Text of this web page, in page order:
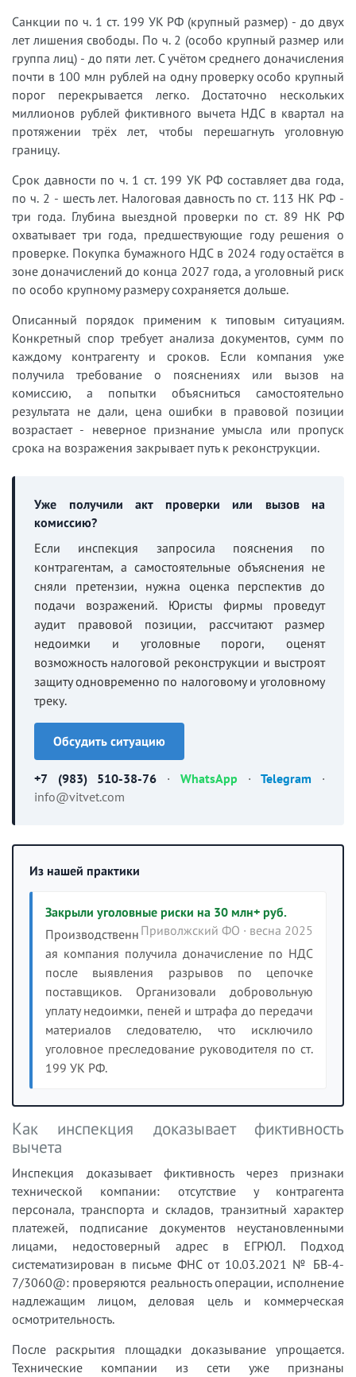
Санкции по ч. 1 ст. 199 УК РФ (крупный размер) - до двух
лет лишения свободы. По ч. 2 (особо крупный размер или
группа лиц) - до пяти лет. С учётом среднего доначисления
почти в 100 млн рублей на одну проверку особо крупный
порог перекрывается легко. Достаточно нескольких
миллионов рублей фиктивного вычета НДС в квартал на
протяжении трёх лет, чтобы перешагнуть уголовную
границу.
Срок давности по ч. 1 ст. 199 УК РФ составляет два года,
по ч. 2 - шесть лет. Налоговая давность по ст. 113 НК РФ -
три года. Глубина выездной проверки по ст. 89 НК РФ
охватывает три года, предшествующие году решения о
проверке. Покупка бумажного НДС в 2024 году остаётся в
зоне доначислений до конца 2027 года, а уголовный риск
по особо крупному размеру сохраняется дольше.
Описанный порядок применим к типовым ситуациям.
Конкретный спор требует анализа документов, сумм по
каждому контрагенту и сроков. Если компания уже
получила требование о пояснениях или вызов на
комиссию, а попытки объясниться самостоятельно
результата не дали, цена ошибки в правовой позиции
возрастает - неверное признание умысла или пропуск
срока на возражения закрывает путь к реконструкции.
Уже получили акт проверки или вызов на
комиссию?
Если инспекция запросила пояснения по
контрагентам, а самостоятельные объяснения не
сняли претензии, нужна оценка перспектив до
подачи возражений. Юристы фирмы проведут
аудит правовой позиции, рассчитают размер
недоимки и уголовные пороги, оценят
возможность налоговой реконструкции и выстроят
защиту одновременно по налоговому и уголовному
треку.
Обсудить ситуацию
+7 (983) 510-38-76 · WhatsApp ·Telegram ·
info@vitvet.com
Из нашей практики
Закрыли уголовные риски на 30 млн+ руб.
Приволжский ФО · весна 2025
Производственн
ая компания получила доначисление по НДС
после выявления разрывов по цепочке
поставщиков. Организовали добровольную
уплату недоимки, пеней и штрафа до передачи
материалов следователю, что исключило
уголовное преследование руководителя по ст.
199 УК РФ.
Как инспекция доказывает фиктивность
вычета
Инспекция доказывает фиктивность через признаки
технической компании: отсутствие у контрагента
персонала, транспорта и складов, транзитный характер
платежей, подписание документов неустановленными
лицами, недостоверный адрес в ЕГРЮЛ. Подход
систематизирован в письме ФНС от 10.03.2021 № БВ-4-
7/3060@: проверяются реальность операции, исполнение
надлежащим лицом, деловая цель и коммерческая
осмотрительность.
После раскрытия площадки доказывание упрощается.
Технические компании из сети уже признаны